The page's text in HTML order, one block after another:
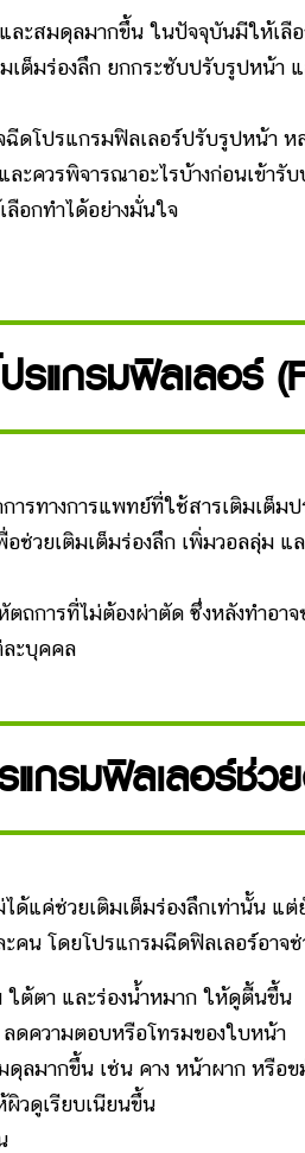
ดุลมากขึ้น ในปัจจุบันมีให้เลือก
เต็มร่องลึก ยกกระชับปรับรูปหน้า
รแกรมฟิลเลอร์ปรับรูปหน้า หลา
ะควรพิจารณาอะไรบ้างก่อนเข้ารั
ลือกทำได้อย่างมั่นใจ
รแกรมฟิลเลอร์
างการแพทย์ที่ใช้สารเติมเต็มป
อช่วยเติมเต็มร่องลึก เพิ่มวอลลุ่ม
ารที่ไม่ต้องผ่าตัด ซึ่งหลังทำอาจ
ะบุคคล
แกรมฟิลเลอร์ช่วย
ค่ช่วยเติมเต็มร่องลึกเท่านั้น แต่
คน โดยโปรแกรมฉีดฟิลเลอร์อาจ
ใต้ตา และร่องน้ำหมาก ให้ดูตื้นขึ้น
ดความตอบหรือโทรมของใบหน้า
ลมากขึ้น เช่น คาง หน้าผาก หรือ
วดูเรียบเนียนขึ้น